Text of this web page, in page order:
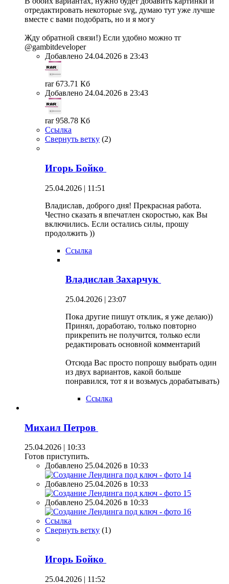
отредактировать некоторые svg, думаю тут уже лучше
вместе с вами подобрать, но и я могу
Жду обратной связи!) Если удобно можно тг
@gambitdeveloper
Добавлено 24.04.2026 в 23:43
rar 673.71 Кб
Добавлено 24.04.2026 в 23:43
rar 958.78 Кб
Ссылка
Свернуть ветку (2)
Игорь Бойко
25.04.2026 | 11:51
Владислав, доброго дня! Прекрасная работа.
Честно сказать я впечатлен скоростью, как Вы
включились. Если остались силы, прошу
продолжить ))
Ссылка
Владислав Захарчук
25.04.2026 | 23:07
Пока другие пишут отклик, я уже делаю))
Принял, доработаю, только повторно
прикрепить не получится, только если
редактировать основной комментарий
Отсюда Вас просто попрошу выбрать один
из двух вариантов, какой больше
понравился, тот я и возьмусь дорабатывать)
Ссылка
Михаил Петров
25.04.2026 | 10:33
Готов приступить.
Добавлено 25.04.2026 в 10:33
Добавлено 25.04.2026 в 10:33
Добавлено 25.04.2026 в 10:33
Ссылка
Свернуть ветку (1)
Игорь Бойко
25.04.2026 | 11:52